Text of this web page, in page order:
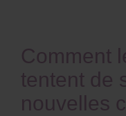
Comment
tentent de
nouvelles